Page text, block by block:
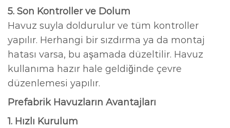
5. Son Kontroller ve Dolum
Havuz suyla doldurulur ve tüm kontroller
yapılır. Herhangi bir sızdırma ya da montaj
hatası varsa, bu aşamada düzeltilir. Havuz
kullanıma hazır hale geldiğinde çevre
düzenlemesi yapılır.
Prefabrik Havuzların Avantajları
1. Hızlı Kurulum